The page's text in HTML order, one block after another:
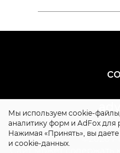
©2026
Сайт может содержать
Мы используем cookie-
аналитику форм и AdFox для
Нажимая «Принять», вы
и cookie-данных.